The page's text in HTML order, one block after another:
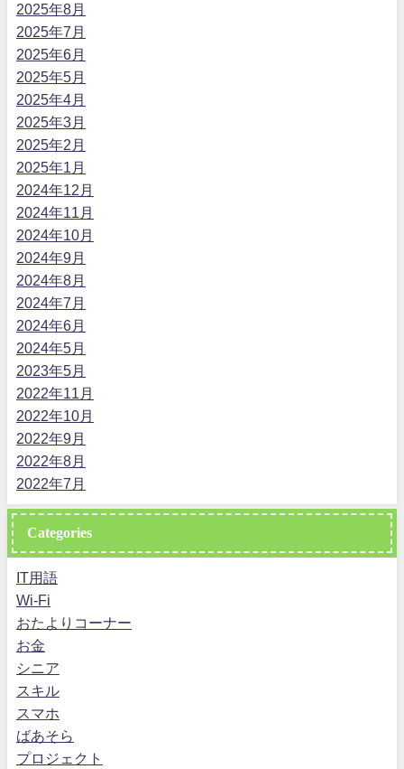
2025年8月
2025年7月
2025年6月
2025年5月
2025年4月
2025年3月
2025年2月
2025年1月
2024年12月
2024年11月
2024年10月
2024年9月
2024年8月
2024年7月
2024年6月
2024年5月
2023年5月
2022年11月
2022年10月
2022年9月
2022年8月
2022年7月
Categories
IT用語
Wi-Fi
おたよりコーナー
お金
シニア
スキル
スマホ
ばあそら
プロジェクト